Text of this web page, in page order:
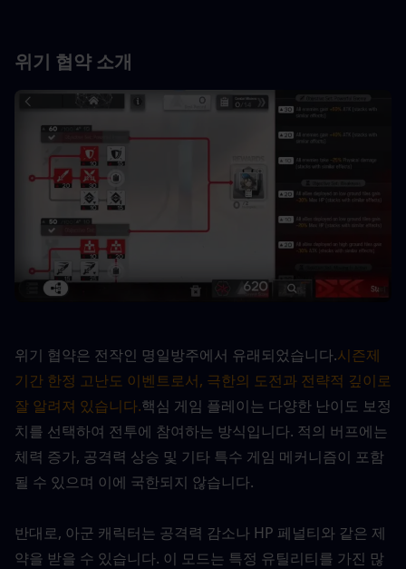
위기 협약 소개
위기 협약은 전작인 명일방주에서 유래되었습니다.시즌제
기간 한정 고난도 이벤트로서, 극한의 도전과 전략적 깊이로
잘 알려져 있습니다.핵심 게임 플레이는 다양한 난이도 보정
치를 선택하여 전투에 참여하는 방식입니다. 적의 버프에는
체력 증가, 공격력 상승 및 기타 특수 게임 메커니즘이 포함
될 수 있으며 이에 국한되지 않습니다.
반대로, 아군 캐릭터는 공격력 감소나 HP 페널티와 같은 제
약을 받을 수 있습니다. 이 모드는 특정 유틸리티를 가진 많